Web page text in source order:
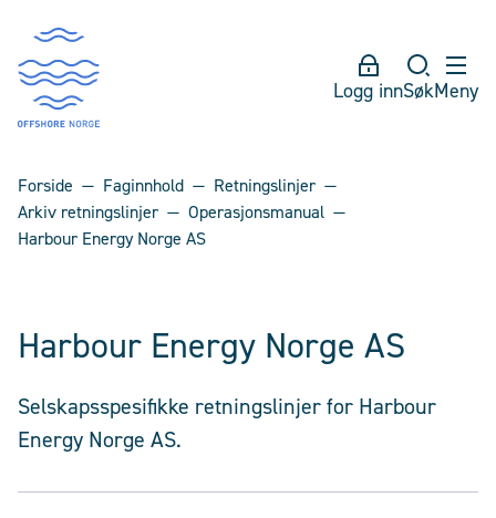
Logg innSøkMeny
Forside Faginnhold
Retningslinjer
Arkiv retningslinjer
Operasjonsmanual
Harbour Energy Norge AS
Harbour Energy Norge AS
Selskapsspesifikke retningslinjer for Harbour
Energy Norge AS.